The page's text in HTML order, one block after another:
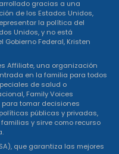
gracias a una
de los Estados Unidos,
la política del
Unidos, y no está
Gobierno Federal, Kristen
Affiliate, una organización
en la familia para todos
de salud o
Family Voices
tomar decisiones
públicas y privadas,
y sirve como recurso
que garantiza las mejores